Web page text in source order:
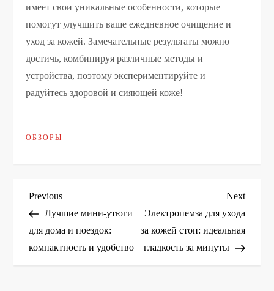
имеет свои уникальные особенности, которые
помогут улучшить ваше ежедневное очищение и
уход за кожей. Замечательные результаты можно
достичь, комбинируя различные методы и
устройства, поэтому экспериментируйте и
радуйтесь здоровой и сияющей коже!
ОБЗОРЫ
Н
а
Previous
Post
Previous
Лучшие мини-утюги
для дома и поездок:
компактность и удобство
Next
Post
Next
Электропемза для ухода
за кожей стоп: идеальная
гладкость за минуты